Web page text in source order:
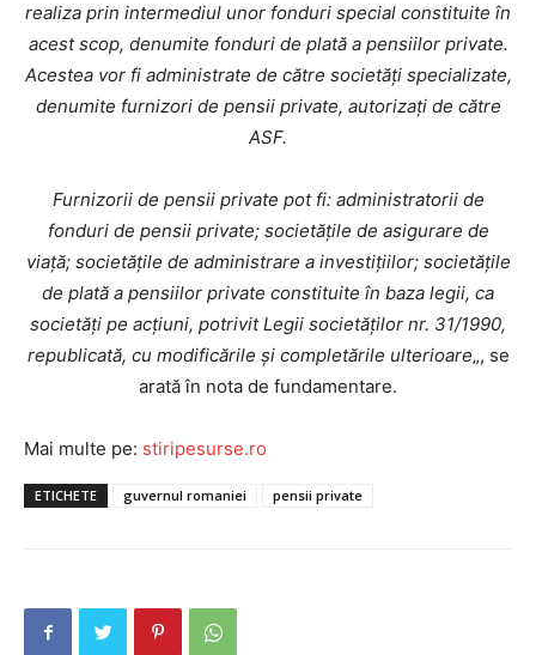
realiza prin intermediul unor fonduri special constituite în
acest scop, denumite fonduri de plată a pensiilor private.
Acestea vor fi administrate de către societăţi specializate,
denumite furnizori de pensii private, autorizaţi de către
ASF.
Furnizorii de pensii private pot fi: administratorii de
fonduri de pensii private; societăţile de asigurare de
viaţă; societăţile de administrare a investiţiilor; societăţile
de plată a pensiilor private constituite în baza legii, ca
societăţi pe acţiuni, potrivit Legii societăţilor nr. 31/1990,
republicată, cu modificările şi completările ulterioare„, se
arată în nota de fundamentare.
Mai multe pe: stiripesurse.ro
ETICHETE guvernul romaniei pensii private